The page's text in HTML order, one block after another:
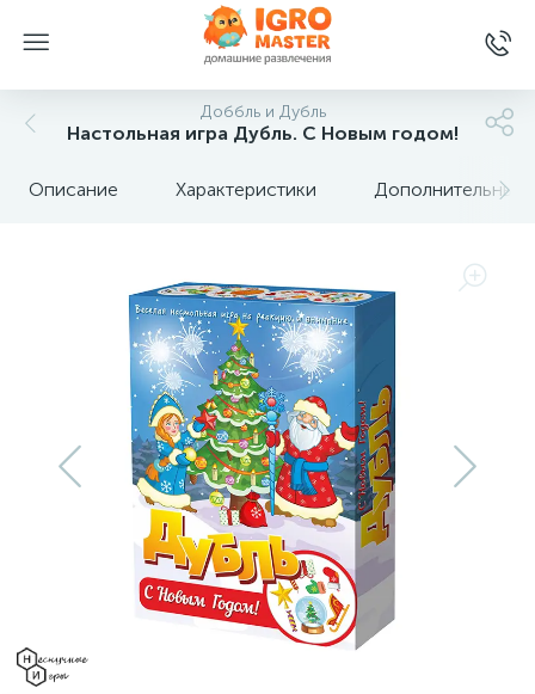
Доббль и Дубль
Настольная игра Дубль. С Новым годом!
Описание Характеристики Дополнительные